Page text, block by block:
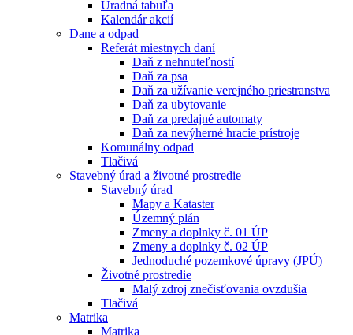
Úradná tabuľa
Kalendár akcií
Dane a odpad
Referát miestnych daní
Daň z nehnuteľností
Daň za psa
Daň za užívanie verejného priestranstva
Daň za ubytovanie
Daň za predajné automaty
Daň za nevýherné hracie prístroje
Komunálny odpad
Tlačivá
Stavebný úrad a životné prostredie
Stavebný úrad
Mapy a Kataster
Územný plán
Zmeny a doplnky č. 01 ÚP
Zmeny a doplnky č. 02 ÚP
Jednoduché pozemkové úpravy (JPÚ)
Životné prostredie
Malý zdroj znečisťovania ovzdušia
Tlačivá
Matrika
Matrika